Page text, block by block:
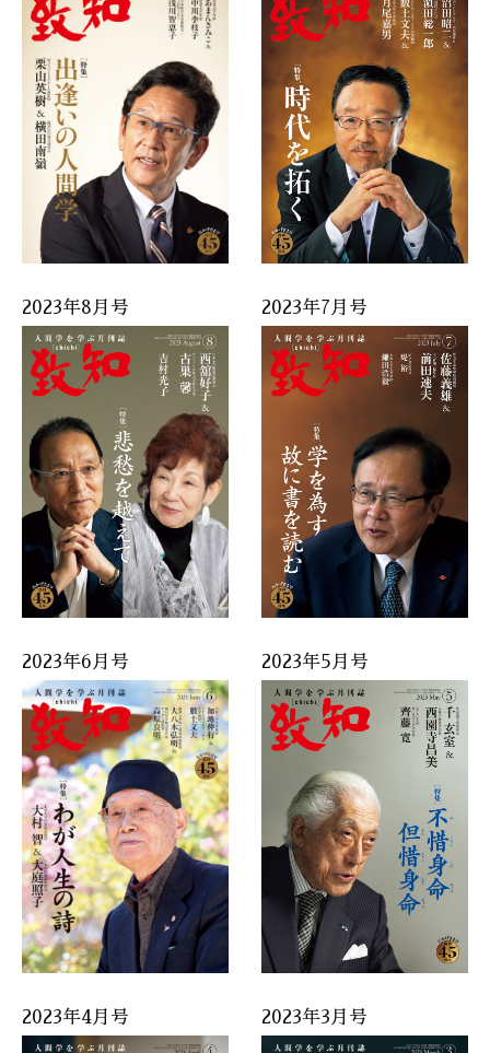
2023年8月号 2023年7月号
2023年6月号 2023年5月号
2023年4月号 2023年3月号